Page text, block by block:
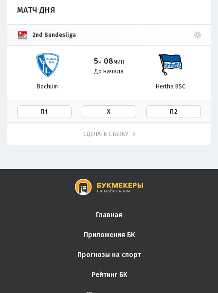
МАТЧ ДНЯ
2nd Bundesliga
Bochum
5ч 08мин
До начала
Hertha BSC
П1 Х П2
СДЕЛАТЬ СТАВКУ
Главная
Приложения БК
Прогнозы на спорт
Рейтинг БК